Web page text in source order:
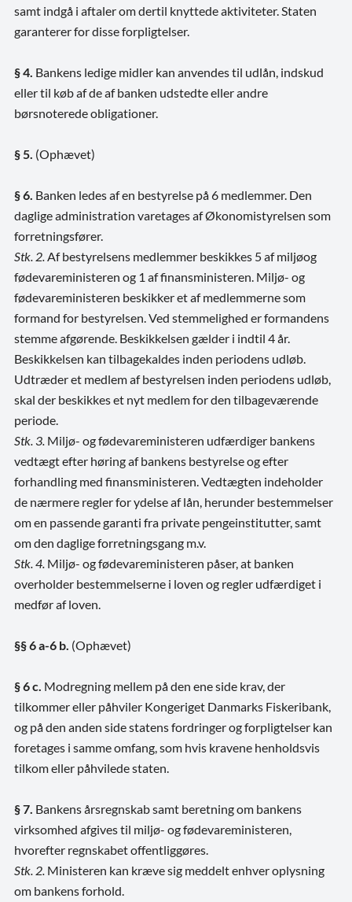
samt indgå i aftaler om dertil knyttede aktiviteter. Staten
garanterer for disse forpligtelser.
§ 4. Bankens ledige midler kan anvendes til udlån, indskud
eller til køb af de af banken udstedte eller andre
børsnoterede obligationer.
§ 5. (Ophævet)
§ 6. Banken ledes af en bestyrelse på 6 medlemmer. Den
daglige administration varetages af Økonomistyrelsen som
forretningsfører.
Stk. 2. Af bestyrelsens medlemmer beskikkes 5 af miljøog
fødevareministeren og 1 af finansministeren. Miljø- og
fødevareministeren beskikker et af medlemmerne som
formand for bestyrelsen. Ved stemmelighed er formandens
stemme afgørende. Beskikkelsen gælder i indtil 4 år.
Beskikkelsen kan tilbagekaldes inden periodens udløb.
Udtræder et medlem af bestyrelsen inden periodens udløb,
skal der beskikkes et nyt medlem for den tilbageværende
periode.
Stk. 3. Miljø- og fødevareministeren udfærdiger bankens
vedtægt efter høring af bankens bestyrelse og efter
forhandling med finansministeren. Vedtægten indeholder
de nærmere regler for ydelse af lån, herunder bestemmelser
om en passende garanti fra private pengeinstitutter, samt
om den daglige forretningsgang m.v.
Stk. 4. Miljø- og fødevareministeren påser, at banken
overholder bestemmelserne i loven og regler udfærdiget i
medfør af loven.
§§ 6 a-6 b. (Ophævet)
§ 6 c. Modregning mellem på den ene side krav, der
tilkommer eller påhviler Kongeriget Danmarks Fiskeribank,
og på den anden side statens fordringer og forpligtelser kan
foretages i samme omfang, som hvis kravene henholdsvis
tilkom eller påhvilede staten.
§ 7. Bankens årsregnskab samt beretning om bankens
virksomhed afgives til miljø- og fødevareministeren,
hvorefter regnskabet offentliggøres.
Stk. 2. Ministeren kan kræve sig meddelt enhver oplysning
om bankens forhold.